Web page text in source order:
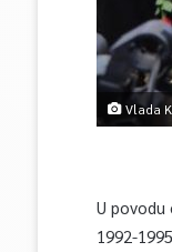
Vlada
U povodu
1992-